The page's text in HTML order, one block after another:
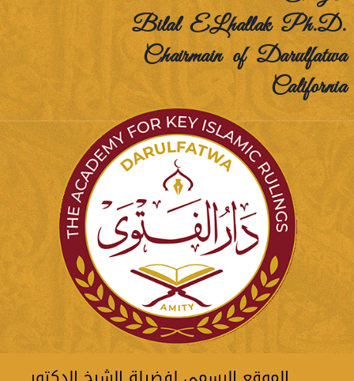
Bilal ELhallak Ph.D.
Chairmain of Darulfatwa
California